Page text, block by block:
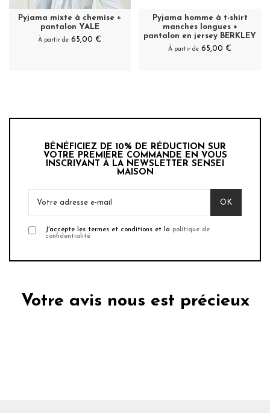
Pyjama mixte à chemise +
pantalon YALE
À partir de 65,00 €
Pyjama homme à t-shirt
manches longues +
pantalon en jersey BERKLEY
À partir de 65,00 €
BÉNÉFICIEZ DE 10% DE RÉDUCTION SUR
VOTRE PREMIÈRE COMMANDE EN VOUS
INSCRIVANT À LA NEWSLETTER SENSEI
MAISON
J'accepte les termes et conditions et la politique de
confidentialité
Votre avis nous est précieux